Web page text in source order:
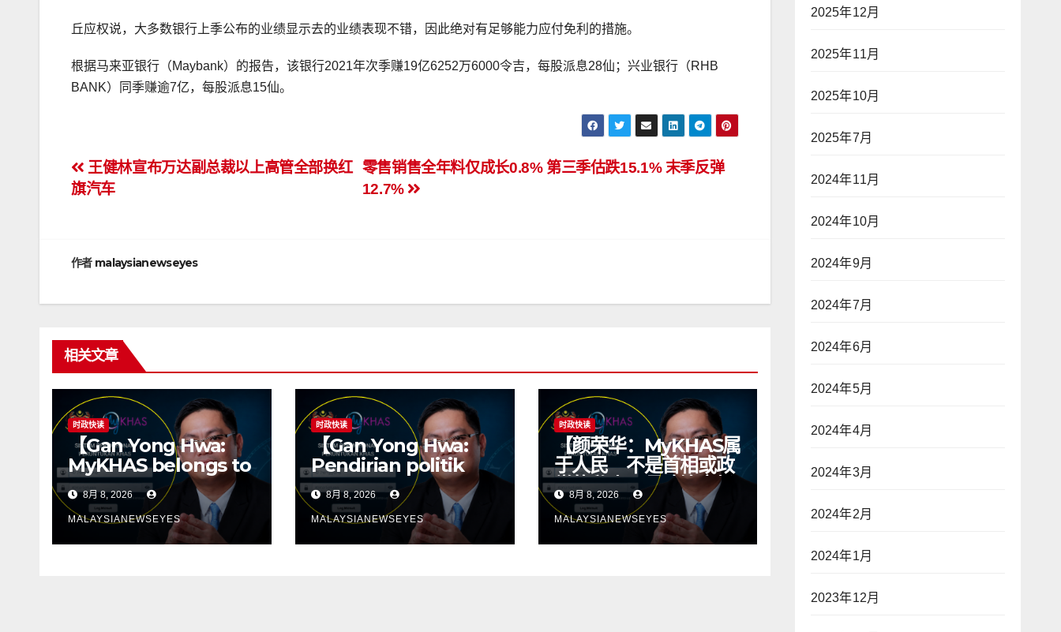
丘应权说，大多数银行上季公布的业绩显示去的业绩表现不错，因此绝对有足够能力应付免利的措施。
根据马来亚银行（Maybank）的报告，该银行2021年次季赚19亿6252万6000令吉，每股派息28仙；兴业银行（RHB
BANK）同季赚逾7亿，每股派息15仙。
文
章
航
零售销售全年料仅成长0.8% 第三季估跌15.1% 末季反弹
12.7%
王健林宣布万达副总裁以上高管全部换红
旗汽车
作者 malaysianewseyes
相关文章
时政快读
【Gan Yong Hwa:
MyKHAS belongs to
the people, Political
positions should
not determine
constituency
8月 8, 2026
MALAYSIANEWSEYES
时政快读
【Gan Yong Hwa:
Pendirian politik
tidak seharusnya
menentukan
sumber kawasan;
ketelusan asas
8月 8, 2026
MALAYSIANEWSEYES
时政快读
【颜荣华：MyKHAS属
于人民 不是首相或政
党的私人工具政治立场
不应决定选区资源 透
明制度才有健康政治】
8月 8, 2026
MALAYSIANEWSEYES
2025年12月
2025年11月
2025年10月
2025年7月
2024年11月
2024年10月
2024年9月
2024年7月
2024年6月
2024年5月
2024年4月
2024年3月
2024年2月
2024年1月
2023年12月